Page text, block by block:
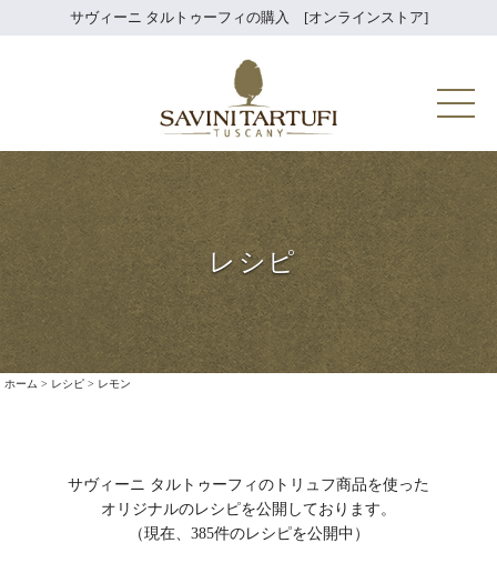
サヴィーニ タルトゥーフィの購入 [オンラインストア]
レシピ
ホーム > レシピ > レモン
サヴィーニ タルトゥーフィのトリュフ商品を使った
オリジナルのレシピを公開しております。
（現在、385件のレシピを公開中）